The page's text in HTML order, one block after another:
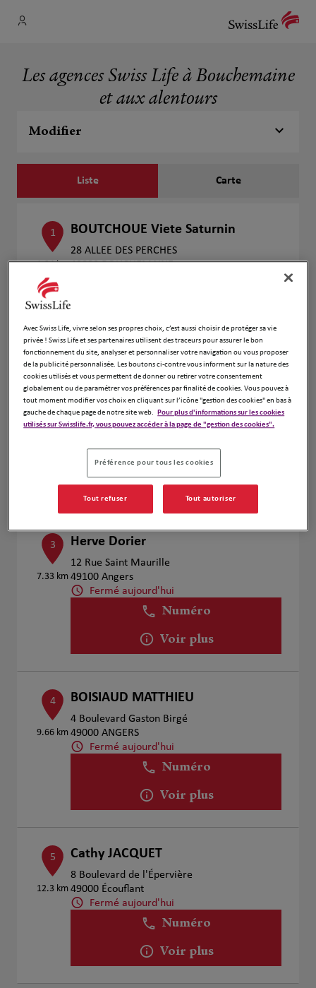
Les agences Swiss Life à Bouchemaine
et aux alentours
Modifier
Liste Carte
1
1.34 km
BOUTCHOUE Viete Saturnin
28 ALLEE DES PERCHES
49080 BOUCHEMAINE
Voir plus
2
6.55 km
Patrice Cremers
49100 Angers
Voir plus
3
7.33 km
Herve Dorier
12 Rue Saint Maurille
49100 Angers
Fermé aujourd'hui
Numéro
Voir plus
4
9.66 km
BOISIAUD MATTHIEU
4 Boulevard Gaston Birgé
49000 ANGERS
Fermé aujourd'hui
Numéro
Voir plus
5
12.3 km
Cathy JACQUET
8 Boulevard de l'Épervière
49000 Écouflant
Fermé aujourd'hui
Numéro
Voir plus
Avec Swiss Life, vivre selon ses propres choix, c’est aussi choisir de protéger sa vie
privée ! Swiss Life et ses partenaires utilisent des traceurs pour assurer le bon
fonctionnement du site, analyser et personnaliser votre navigation ou vous proposer
de la publicité personnalisée. Les boutons ci-contre vous informent sur la nature des
cookies utilisés et vous permettent de donner ou retirer votre consentement
globalement ou de paramétrer vos préférences par finalité de cookies. Vous pouvez à
tout moment modifier vos choix en cliquant sur l’icône "gestion des cookies" en bas à
gauche de chaque page de notre site web. Pour plus d'informations sur les cookies
utilisés sur Swisslife.fr, vous pouvez accéder à la page de "gestion des cookies".
Préférence pour tous les cookies
Tout refuser Tout autoriser